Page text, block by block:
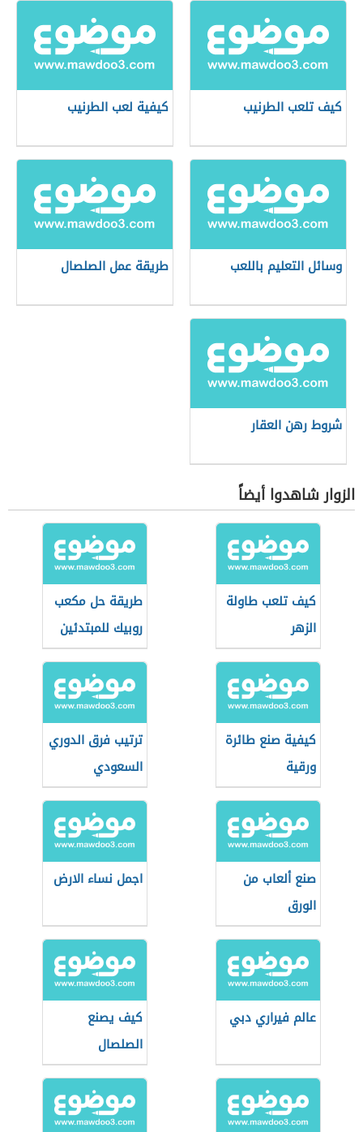
كيف تلعب الطرنيب كيفية لعب الطرنيب
وسائل التعليم باللعب طريقة عمل الصلصال
شروط رهن العقار
الزوار شاهدوا أيضاً
كيف تلعب طاولة
الزهر
طريقة حل مكعب
روبيك للمبتدئين
كيفية صنع طائرة
ورقية
ترتيب فرق الدوري
السعودي
صنع ألعاب من
الورق
اجمل نساء الارض
عالم فيراري دبي
كيف يصنع
الصلصال